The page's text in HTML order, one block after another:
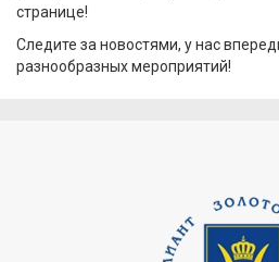
странице!
Следите за новостями, у нас
разнообразных мероприятий!